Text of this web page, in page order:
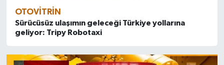
OTOVITRIN
Sürücüsüz ulaşımın geleceği Türkiye yollarına
geliyor: Tripy Robotaxi